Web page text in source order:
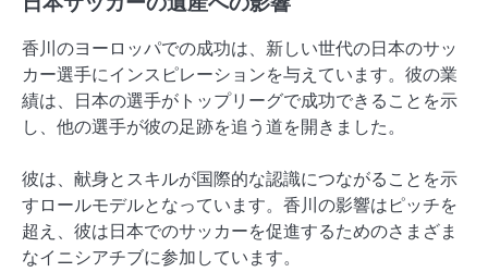
香川のヨーロッパでの成功は、新しい世代の日本のサッ
カー選手にインスピレーションを与えています。彼の業
績は、日本の選手がトップリーグで成功できることを示
し、他の選手が彼の足跡を追う道を開きました。
彼は、献身とスキルが国際的な認識につながることを示
すロールモデルとなっています。香川の影響はピッチを
超え、彼は日本でのサッカーを促進するためのさまざま
なイニシアチブに参加しています。